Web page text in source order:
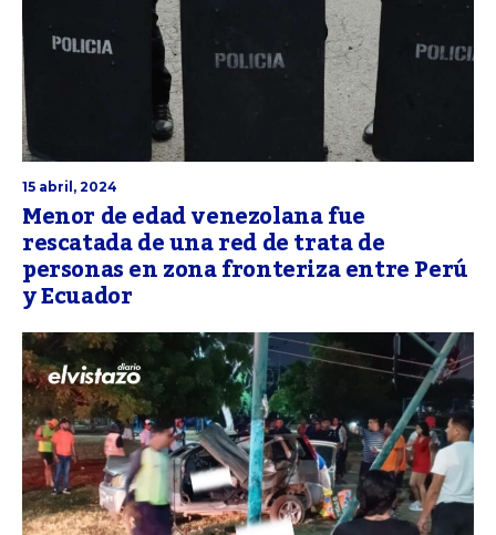
15 abril, 2024
Menor de edad venezolana fue
rescatada de una red de trata de
personas en zona fronteriza entre Perú
y Ecuador